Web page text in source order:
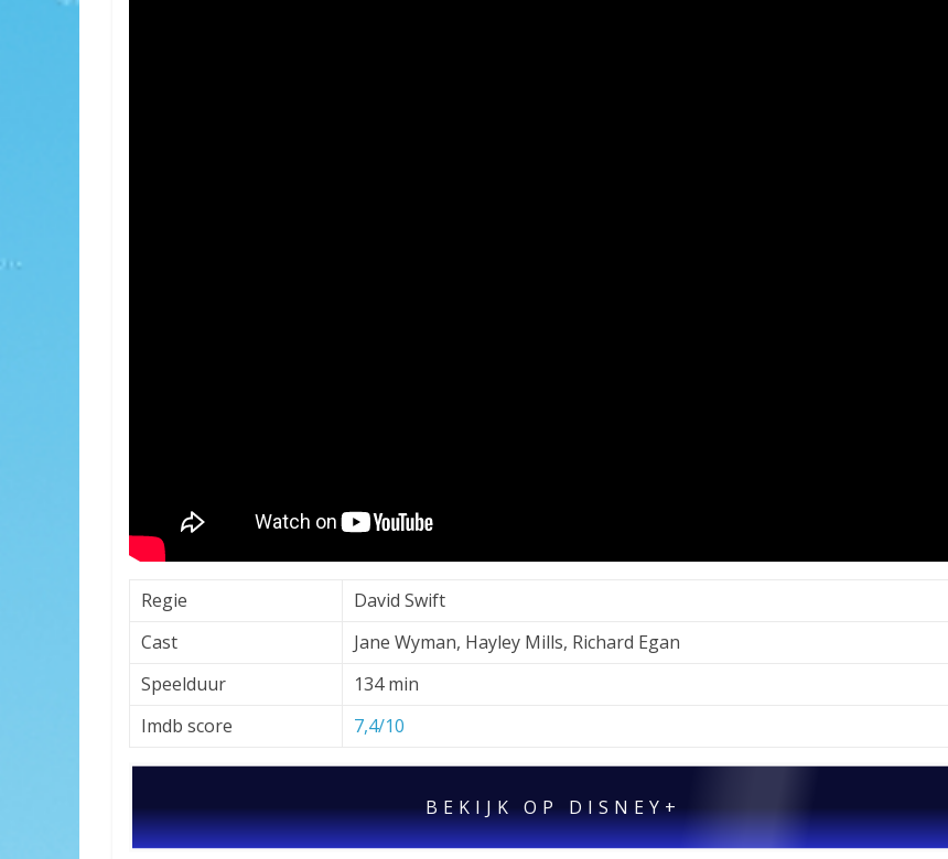
Regie
David Swift
Cast
Jane Wyman, Hayley Mills, Richard Egan
Speelduur
134 min
Imdb score
7,4/10
BEKIJK OP DISNEY+